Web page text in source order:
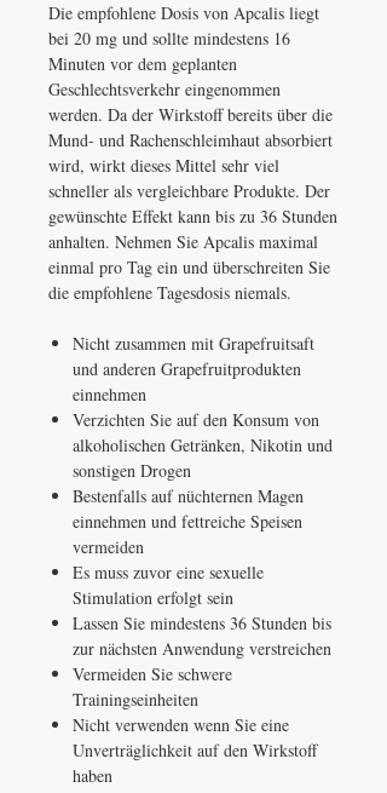
Die empfohlene Dosis von Apcalis liegt
bei 20 mg und sollte mindestens 16
Minuten vor dem geplanten
Geschlechtsverkehr eingenommen
werden. Da der Wirkstoff bereits über die
Mund- und Rachenschleimhaut absorbiert
wird, wirkt dieses Mittel sehr viel
schneller als vergleichbare Produkte. Der
gewünschte Effekt kann bis zu 36 Stunden
anhalten. Nehmen Sie Apcalis maximal
einmal pro Tag ein und überschreiten Sie
die empfohlene Tagesdosis niemals.
Nicht zusammen mit Grapefruitsaft
und anderen Grapefruitprodukten
einnehmen
Verzichten Sie auf den Konsum von
alkoholischen Getränken, Nikotin und
sonstigen Drogen
Bestenfalls auf nüchternen Magen
einnehmen und fettreiche Speisen
vermeiden
Es muss zuvor eine sexuelle
Stimulation erfolgt sein
Lassen Sie mindestens 36 Stunden bis
zur nächsten Anwendung verstreichen
Vermeiden Sie schwere
Trainingseinheiten
Nicht verwenden wenn Sie eine
Unverträglichkeit auf den Wirkstoff
haben